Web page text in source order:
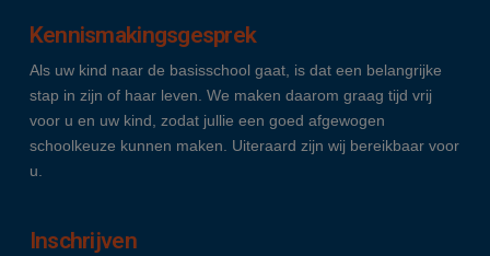
Kennismakingsgesprek
Als uw kind naar de basisschool gaat, is dat een belangrijke
stap in zijn of haar leven. We maken daarom graag tijd vrij
voor u en uw kind, zodat jullie een goed afgewogen
schoolkeuze kunnen maken. Uiteraard zijn wij bereikbaar voor
u.
Inschrijven